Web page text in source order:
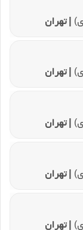
| تهران
| تهران
| تهران
| تهران
| تهران